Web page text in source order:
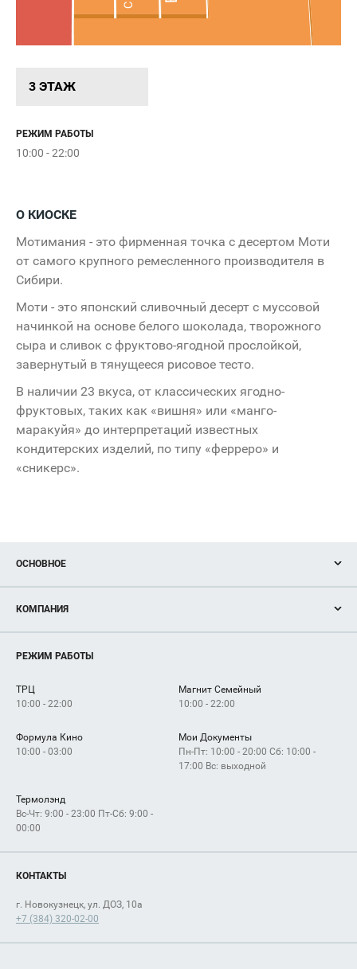
3 ЭТАЖ
РЕЖИМ РАБОТЫ
10:00 - 22:00
О КИОСКЕ
Мотимания - это фирменная точка с десертом Моти
от самого крупного ремесленного производителя в
Сибири.
Моти - это японский сливочный десерт с муссовой
начинкой на основе белого шоколада, творожного
сыра и сливок с фруктово-ягодной прослойкой,
завернутый в тянущееся рисовое тесто.
В наличии 23 вкуса, от классических ягодно-
фруктовых, таких как «вишня» или «манго-
маракуйя» до интерпретаций известных
кондитерских изделий, по типу «ферреро» и
«сникерс».
ОСНОВНОЕ
Новости
Магазины
Услуги
КОМПАНИЯ
Рекламодателям
Как добраться
РЕЖИМ РАБОТЫ
ТРЦ
10:00 - 22:00
Магнит Семейный
10:00 - 22:00
Формула Кино
10:00 - 03:00
Мои Документы
Пн-Пт: 10:00 - 20:00 Сб: 10:00 -
17:00 Вс: выходной
Термолэнд
Вс-Чт: 9:00 - 23:00 Пт-Сб: 9:00 -
00:00
КОНТАКТЫ
г. Новокузнецк, ул. ДОЗ, 10а
+7 (384) 320-02-00